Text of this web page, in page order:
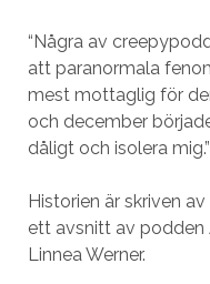
“Några av
att paranormala
mest mottaglig för
och december
dåligt och isolera mig.”
Historien är skriven
ett avsnitt av podden
Linnea Werner.